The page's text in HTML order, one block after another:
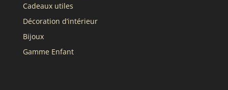
Cadeaux utiles
Décoration d’intérieur
Bijoux
Gamme Enfant